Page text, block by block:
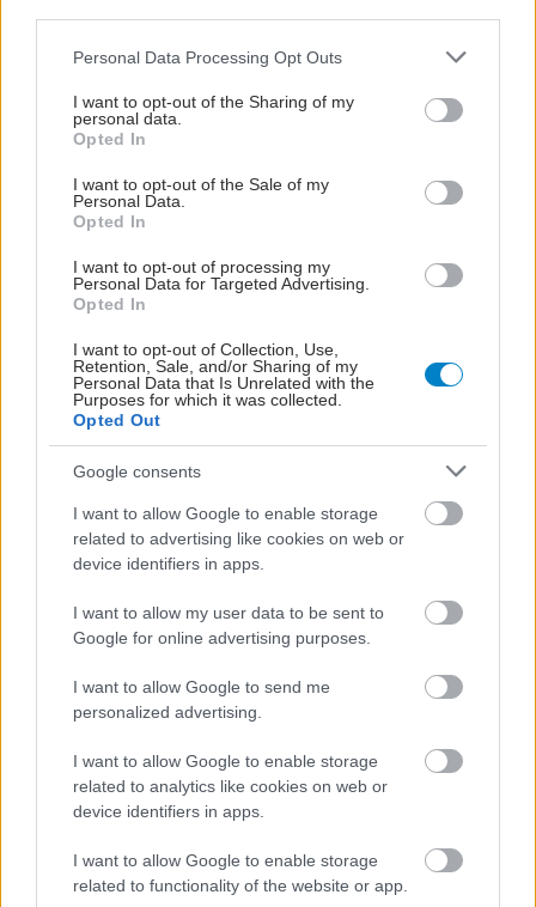
Please note that this website/app uses one or more Google
not limited to your visit or usage behaviour. You may click to
grant or deny consent to Google and its third-party tags to
use your data for below specified purposes in below Google
consent section.
Personal Data Processing Opt Outs
I want to opt-out of the Sharing of my
personal data.
Opted In
I want to opt-out of the Sale of my
Personal Data.
Opted In
I want to opt-out of processing my
Personal Data for Targeted Advertising.
Opted In
I want to opt-out of Collection, Use,
Retention, Sale, and/or Sharing of my
Personal Data that Is Unrelated with the
Purposes for which it was collected.
Opted Out
Google consents
I want to allow Google to enable storage
related to advertising like cookies on web or
device identifiers in apps.
I want to allow my user data to be sent to
Google for online advertising purposes.
I want to allow Google to send me
personalized advertising.
I want to allow Google to enable storage
related to analytics like cookies on web or
device identifiers in apps.
I want to allow Google to enable storage
related to functionality of the website or app.